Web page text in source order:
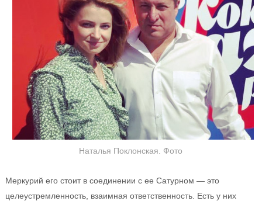
Наталья Поклонская. Фото
Меркурий его стоит в соединении с ее Сатурном — это
целеустремленность, взаимная ответственность. Есть у них